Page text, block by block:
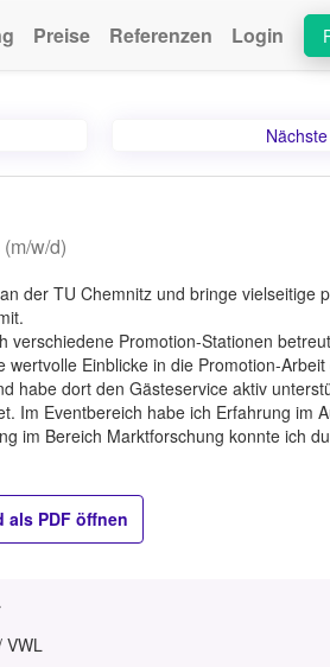
Preise Referenzen Login
w/d)
der TU Chemnitz und bringe vielseitige
verschiedene Promotion-Stationen
Einblicke in die Promotion-
habe dort den Gästeservice aktiv
Im Eventbereich habe ich Erfahrung im
im Bereich Marktforschung konnte ich
als PDF öffnen
VWL